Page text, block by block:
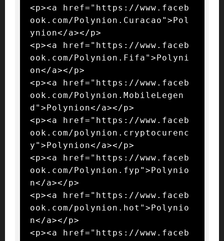
<p><a href="https://www.faceb
ook.com/Polynion.Curacao">Pol
ynion</a></p>
<p><a href="https://www.faceb
ook.com/Polynion.Fifa">Polyni
on</a></p>
<p><a href="https://www.faceb
ook.com/Polynion.MobileLegen
d">Polynion</a></p>
<p><a href="https://www.faceb
ook.com/polynion.cryptocurenc
y">Polynion</a></p>
<p><a href="https://www.faceb
ook.com/Polynion.fyp">Polynio
n</a></p>
<p><a href="https://www.faceb
ook.com/polynion.hot">Polynio
n</a></p>
<p><a href="https://www.faceb